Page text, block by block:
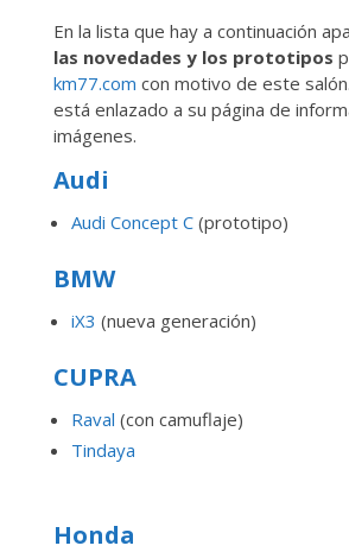
En la lista que hay a continuación
las novedades y los prototipos
km77.com con motivo de este
está enlazado a su página de
imágenes.
Audi
Audi Concept C(prototipo)
BMW
iX3 (nueva generación)
CUPRA
Raval (con camuflaje)
Tindaya
Honda